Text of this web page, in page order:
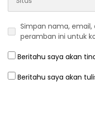
Simpan nama, email,
peramban ini untuk
Beritahu saya akan
Beritahu saya akan